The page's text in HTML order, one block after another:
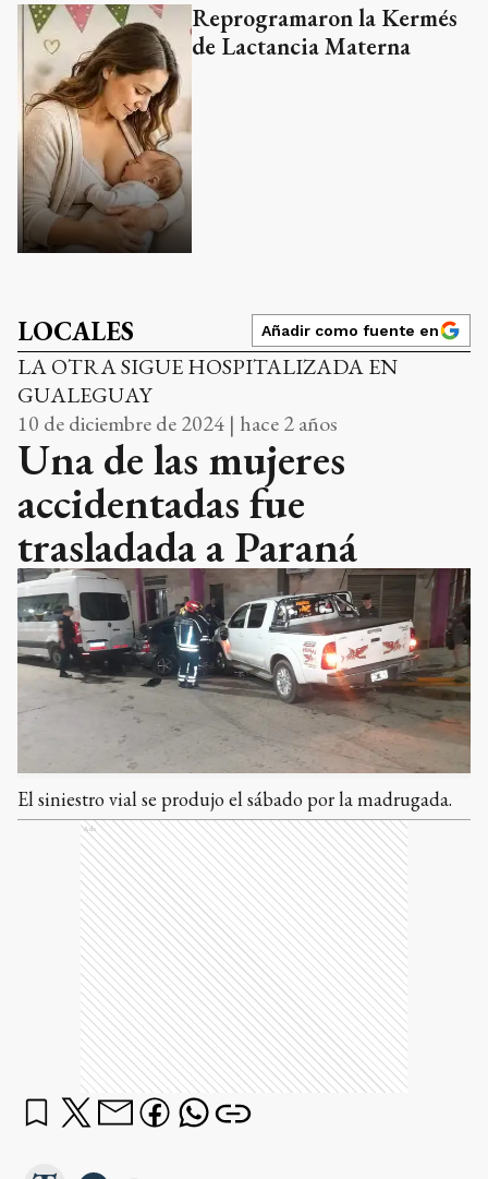
Reprogramaron la Kermés
de Lactancia Materna
LOCALES Añadir como fuente en
LA OTRA SIGUE HOSPITALIZADA EN
GUALEGUAY
10 de diciembre de 2024 | hace 2 años
Una de las mujeres
accidentadas fue
trasladada a Paraná
El siniestro vial se produjo el sábado por la madrugada.
Ads